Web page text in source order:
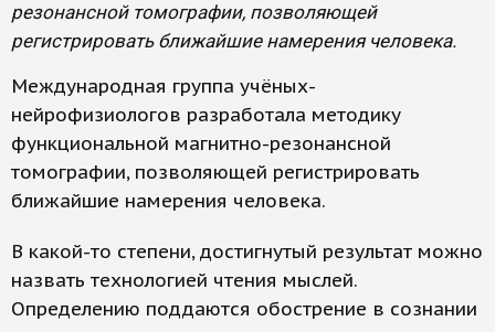
резонансной томографии, позволяющей
регистрировать ближайшие намерения человека.
Международная группа учёных-
нейрофизиологов разработала методику
функциональной магнитно-резонансной
томографии, позволяющей регистрировать
ближайшие намерения человека.
В какой-то степени, достигнутый результат можно
назвать технологией чтения мыслей.
Определению поддаются обострение в сознании